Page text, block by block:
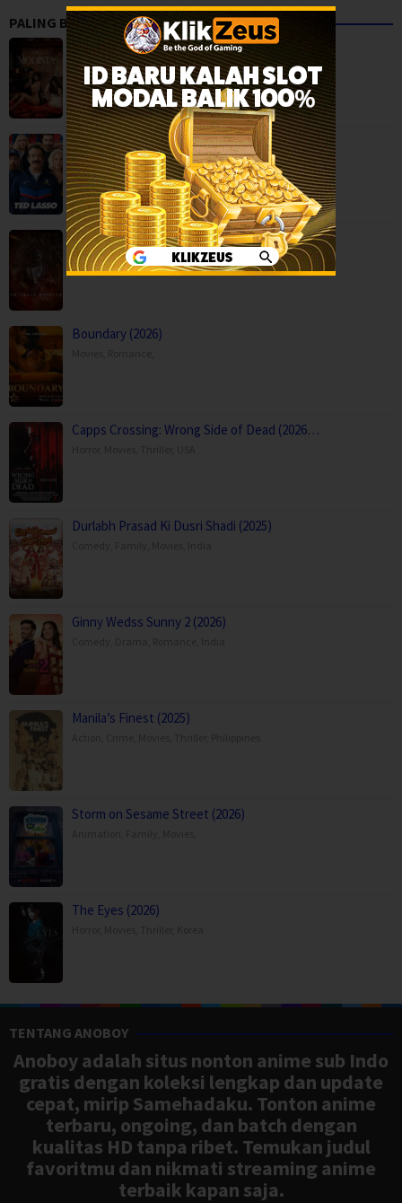
PALING BANYAK DITONTON
Ang Modista (2026)
BOX OFFICE,
Ted Lasso Season 4 (2026)
Comedy,Drama,Serial TV,USA
Backwood Madness (2025)
Fantasy,Horror, Movies,Finland
Boundary (2026)
Capps Crossing: Wrong Side of Dead (2026…
Durlabh Prasad Ki Dusri Shadi (2025)
Ginny Wedss Sunny 2 (2026)
Manila’s Finest (2025)
Storm on Sesame Street (2026)
The Eyes (2026)
TENTANG ANOBOY
Anoboy adalah situs nonton anime sub Indo
gratis dengan koleksi lengkap dan update
cepat, mirip Samehadaku. Tonton anime
terbaru, ongoing, dan batch dengan
kualitas HD tanpa ribet. Temukan judul
favoritmu dan nikmati streaming anime
terbaik kapan saja.